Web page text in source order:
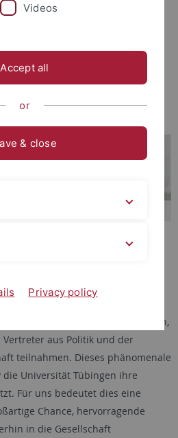
aktuell
(Dōshisha) Karla Pollmann
1.
werden. Dies wurde am
einer Pressekonferenz der
in Bonn bekannt gegeben,
aus Politik und der
teilnahmen. Dieses phänomenale
Universität Tübingen ihre
Für uns bedeutet dies eine
Chance, hervorragende
in die Gesellschaft
Videos
Accept all
or
& close
Privacy policy